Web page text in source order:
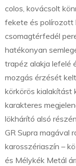
colos, kovácsolt
fekete és polírozott
csomagtérfedél
hatékonyan
trapéz alakja lefelé
mozgás érzését
körkörös kialakítást
karakteres
lökhárító alsó
GR Supra magával
karosszériaszín –
és Mélykék Metál